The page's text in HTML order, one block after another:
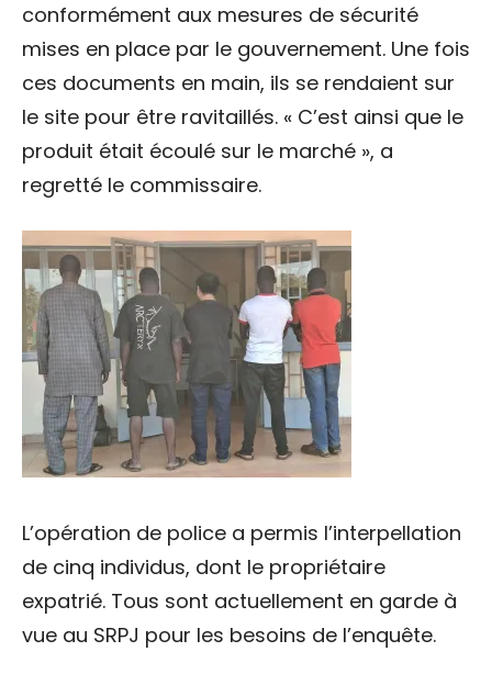
conformément aux mesures de sécurité
mises en place par le gouvernement. Une fois
ces documents en main, ils se rendaient sur
le site pour être ravitaillés. « C’est ainsi que le
produit était écoulé sur le marché », a
regretté le commissaire.
L’opération de police a permis l’interpellation
de cinq individus, dont le propriétaire
expatrié. Tous sont actuellement en garde à
vue au SRPJ pour les besoins de l’enquête.